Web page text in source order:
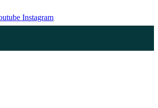
Instagram